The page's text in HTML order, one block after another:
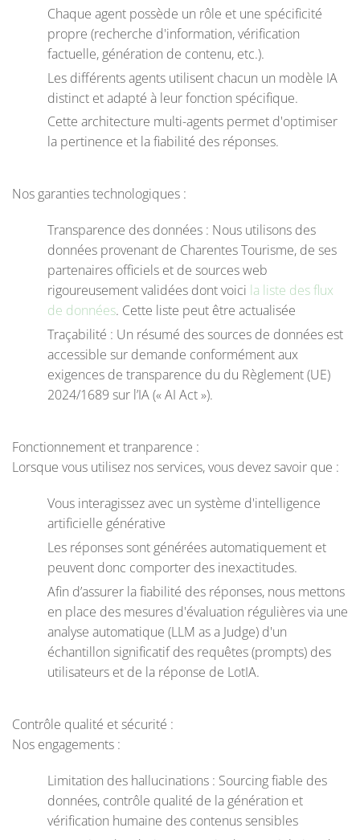
Chaque agent possède un rôle et une spécificité
propre (recherche d'information, vérification
factuelle, génération de contenu, etc.).
Les différents agents utilisent chacun un modèle IA
distinct et adapté à leur fonction spécifique.
Cette architecture multi-agents permet d'optimiser
la pertinence et la fiabilité des réponses.
Nos garanties technologiques :
Transparence des données : Nous utilisons des
données provenant de Charentes Tourisme, de ses
partenaires officiels et de sources web
rigoureusement validées dont voici la liste des flux
de données. Cette liste peut être actualisée
Traçabilité : Un résumé des sources de données est
accessible sur demande conformément aux
exigences de transparence du du Règlement (UE)
2024/1689 sur l’IA (« AI Act »).
Fonctionnement et tranparence :
Lorsque vous utilisez nos services, vous devez savoir que :
Vous interagissez avec un système d'intelligence
artificielle générative
Les réponses sont générées automatiquement et
peuvent donc comporter des inexactitudes.
Afin d’assurer la fiabilité des réponses, nous mettons
en place des mesures d'évaluation régulières via une
analyse automatique (LLM as a Judge) d'un
échantillon significatif des requêtes (prompts) des
utilisateurs et de la réponse de LotIA.
Contrôle qualité et sécurité :
Nos engagements :
Limitation des hallucinations : Sourcing fiable des
données, contrôle qualité de la génération et
vérification humaine des contenus sensibles